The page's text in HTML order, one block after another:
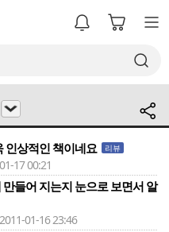
인상적인 책이네요 리뷰
17 00:21
들어 지는지 눈으로 보면서 알
01-16 23:46